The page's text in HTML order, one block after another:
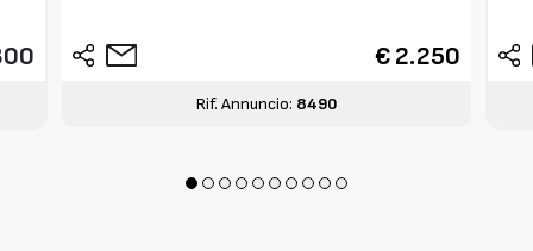
€ 2.250
Rif. Annuncio: 8490